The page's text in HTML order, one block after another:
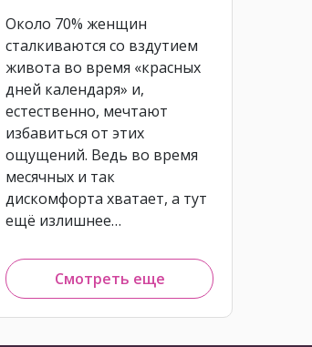
Около 70% женщин
сталкиваются со вздутием
живота во время «красных
дней календаря» и,
естественно, мечтают
избавиться от этих
ощущений. Ведь во время
месячных и так
дискомфорта хватает, а тут
ещё излишнее…
Смотреть еще